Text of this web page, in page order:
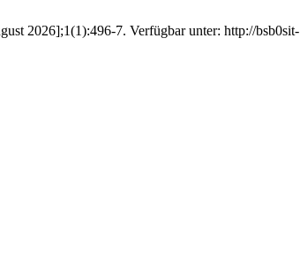
2026];1(1):496-7. Verfügbar unter: http://bsb0sit-